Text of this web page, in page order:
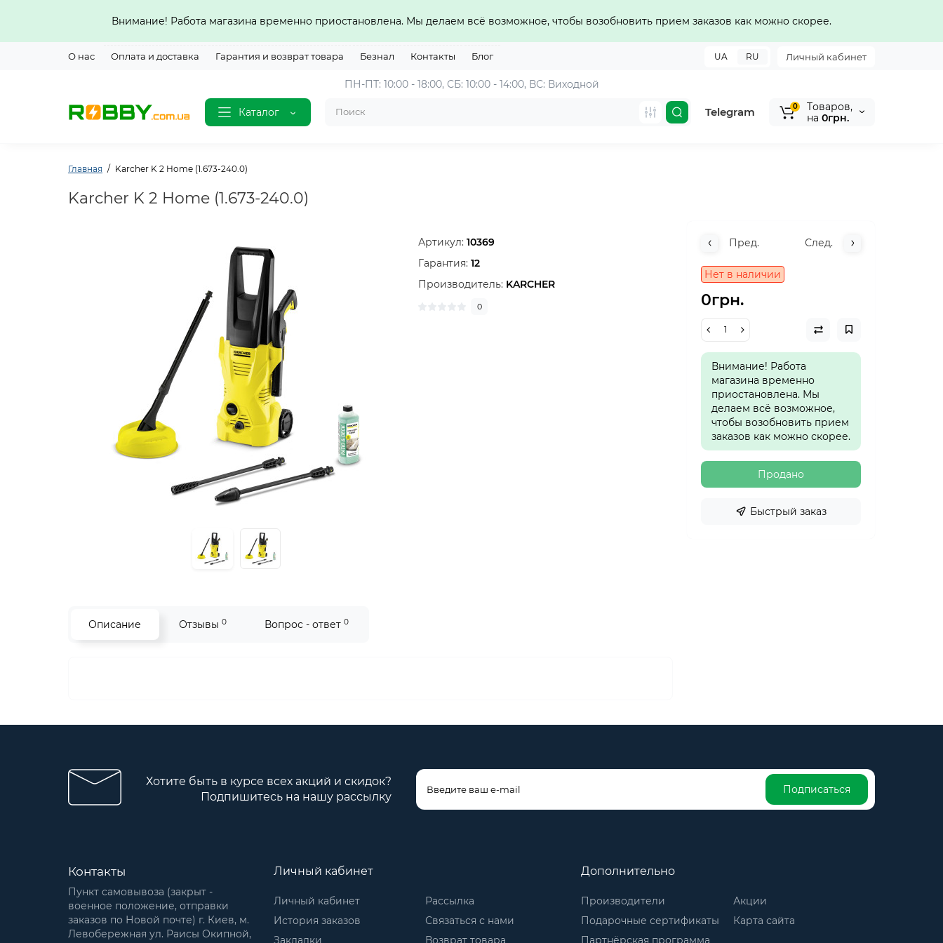
Внимание! Работа магазина временно приостановлена. Мы делаем всё возможное, чтобы возобновить прием заказов как можно скорее.
О нас Оплата и доставка Гарантия и возврат товара Безнал Контакты Блог Личный кабинет
UA RU
Каталог
ПН-ПТ: 10:00 - 18:00, СБ: 10:00 - 14:00, ВС: Виходной
Telegram 0
Tоваров,
на 0грн.
Главная Karcher K 2 Home (1.673-240.0)
Karcher K 2 Home (1.673-240.0)
Артикул: 10369
Гарантия: 12
Производитель: KARCHER
0
Пред. След.
Нет в наличии
0грн.
Внимание! Работа
магазина временно
приостановлена. Мы
делаем всё возможное,
чтобы возобновить прием
заказов как можно скорее.
Продано
Быстрый заказ
Описание Отзывы 0 Вопрос - ответ 0
Хотите быть в курсе всех акций и скидок?
Подпишитесь на нашу рассылку
Подписаться
Контакты
Пункт самовывоза (закрыт -
военное положение, отправки
заказов по Новой почте) г. Киев, м.
Левобережная ул. Раисы Окипной,
Личный кабинет
Личный кабинет
История заказов
Закладки
Рассылка
Связаться с нами
Возврат товара
Дополнительно
Производители
Подарочные сертификаты
Партнёрская программа
Акции
Карта сайта